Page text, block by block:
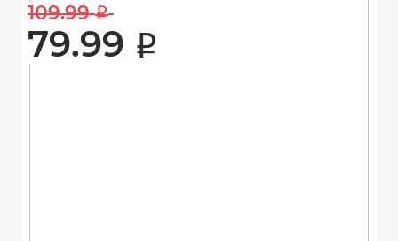
109.99 i
79.99 i